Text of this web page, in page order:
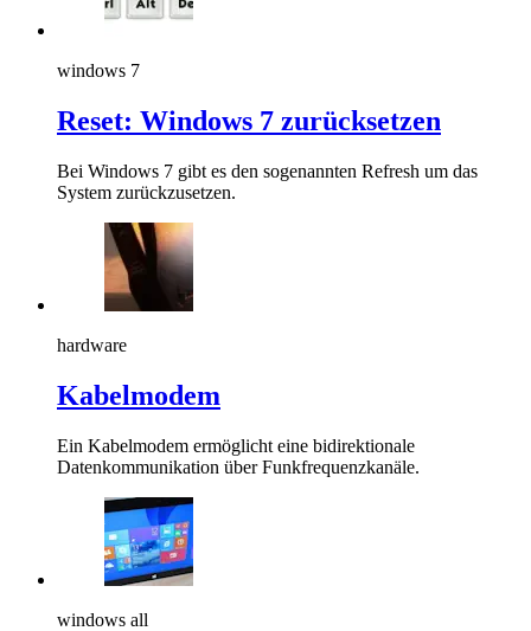
windows 7
Reset: Windows 7 zurücksetzen
Bei Windows 7 gibt es den sogenannten Refresh um das
System zurückzusetzen.
hardware
Kabelmodem
Ein Kabelmodem ermöglicht eine bidirektionale
Datenkommunikation über Funkfrequenzkanäle.
windows all